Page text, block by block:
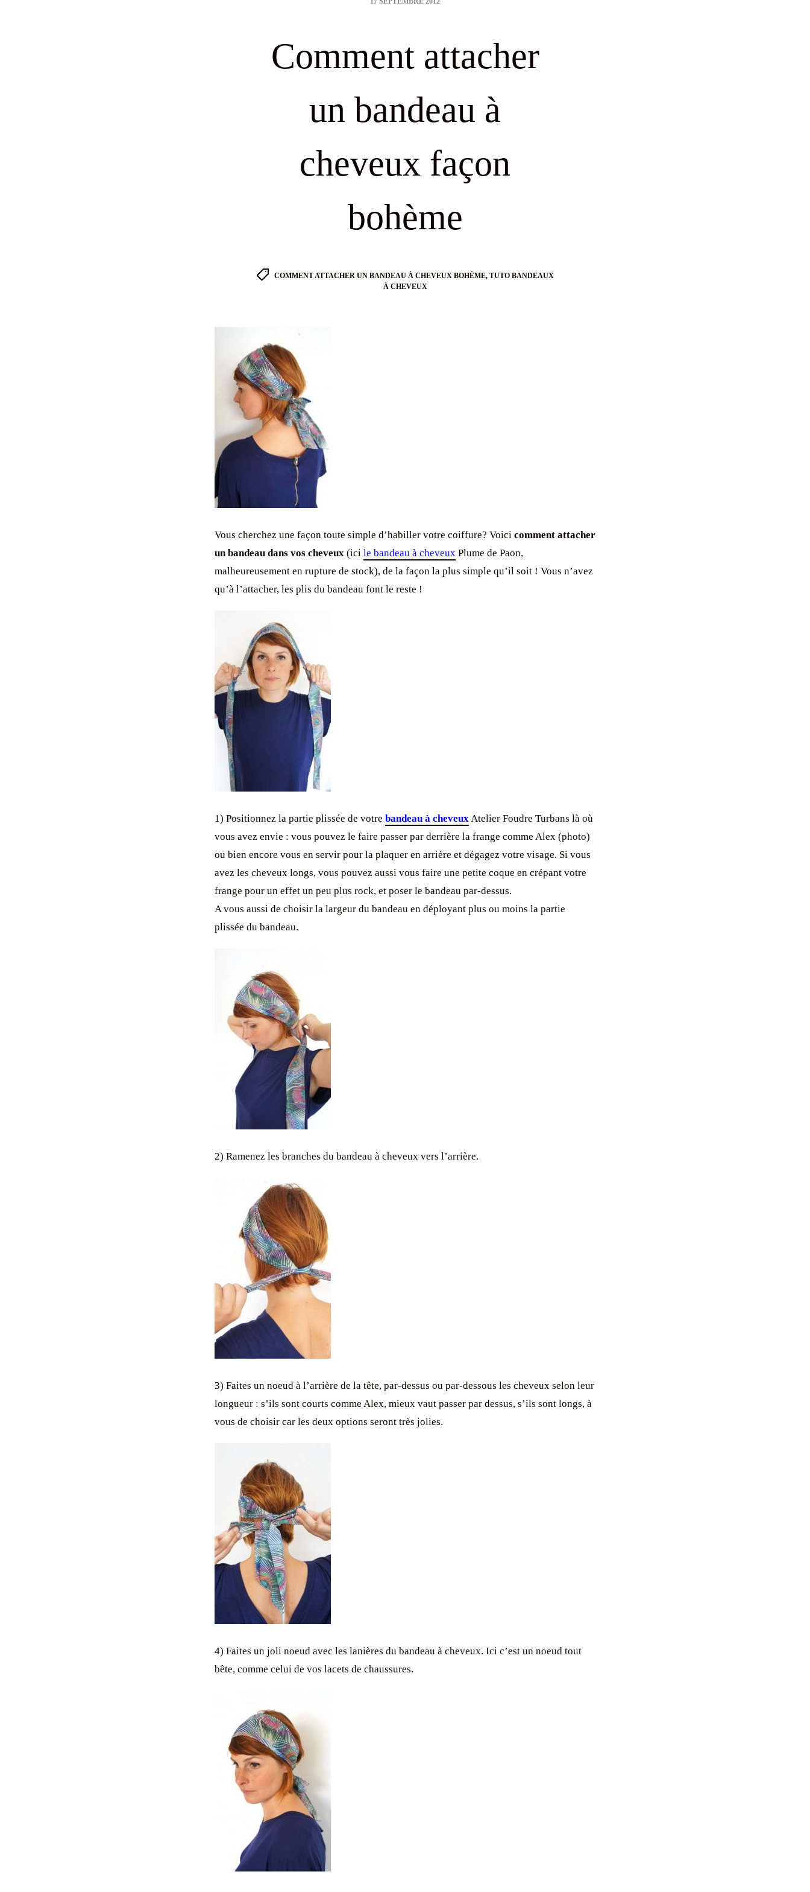
Comment attacher
un bandeau à
cheveux façon
bohème
Tags
COMMENT ATTACHER UN BANDEAU À CHEVEUX BOHÈME, TUTO BANDEAUX
À CHEVEUX
Vous cherchez une façon toute simple d’habiller votre coiffure? Voici comment attacher
un bandeau dans vos cheveux (ici le bandeau à cheveux Plume de Paon,
malheureusement en rupture de stock), de la façon la plus simple qu’il soit ! Vous n’avez
qu’à l’attacher, les plis du bandeau font le reste !
1) Positionnez la partie plissée de votre bandeau à cheveuxAtelier Foudre Turbans là où
vous avez envie : vous pouvez le faire passer par derrière la frange comme Alex (photo)
ou bien encore vous en servir pour la plaquer en arrière et dégagez votre visage. Si vous
avez les cheveux longs, vous pouvez aussi vous faire une petite coque en crépant votre
frange pour un effet un peu plus rock, et poser le bandeau par-dessus.
A vous aussi de choisir la largeur du bandeau en déployant plus ou moins la partie
plissée du bandeau.
2) Ramenez les branches du bandeau à cheveux vers l’arrière.
3) Faites un noeud à l’arrière de la tête, par-dessus ou par-dessous les cheveux selon leur
longueur : s’ils sont courts comme Alex, mieux vaut passer par dessus, s’ils sont longs, à
vous de choisir car les deux options seront très jolies.
4) Faites un joli noeud avec les lanières du bandeau à cheveux. Ici c’est un noeud tout
bête, comme celui de vos lacets de chaussures.